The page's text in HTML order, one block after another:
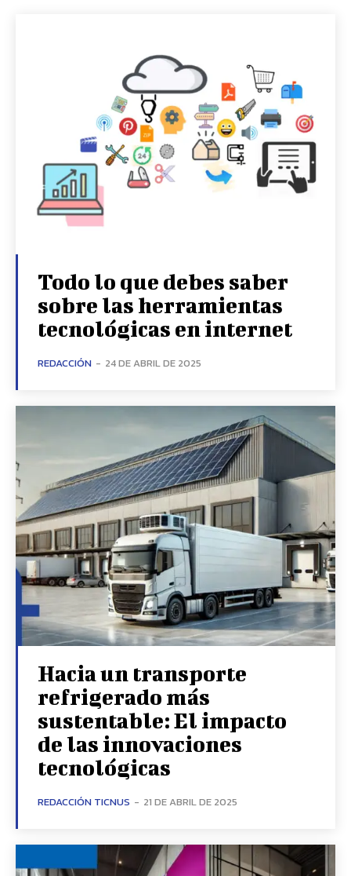
Todo lo que debes saber
sobre las herramientas
tecnológicas en internet
REDACCIÓN - 24 DE ABRIL DE 2025
Hacia un transporte
refrigerado más
sustentable: El impacto
de las innovaciones
tecnológicas
REDACCIÓN TICNUS - 21 DE ABRIL DE 2025